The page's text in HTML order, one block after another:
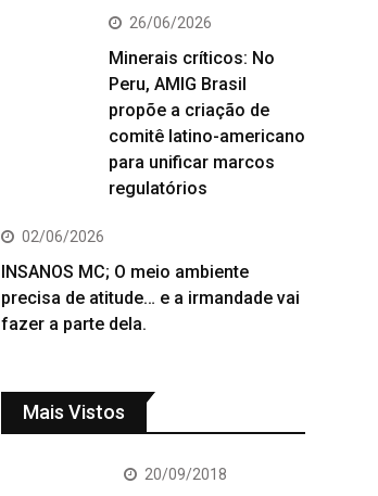
26/06/2026
Minerais críticos: No
Peru, AMIG Brasil
propõe a criação de
comitê latino-americano
para unificar marcos
regulatórios
02/06/2026
INSANOS MC; O meio ambiente
precisa de atitude… e a irmandade vai
fazer a parte dela.
Mais Vistos
20/09/2018